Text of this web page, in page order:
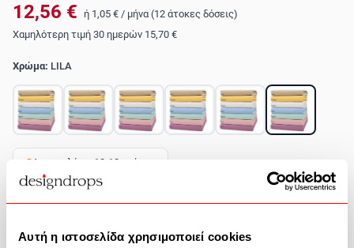
Αυτή η ιστοσελίδα χρησιμοποιεί cookies
12,56 € ή 1,05 € / μήνα (12 άτοκες δόσεις)
Χαμηλότερη τιμή 30 ημερών 15,70 €
Χρώμα: LILA
Αποστολή σε 12-18 ημέρες